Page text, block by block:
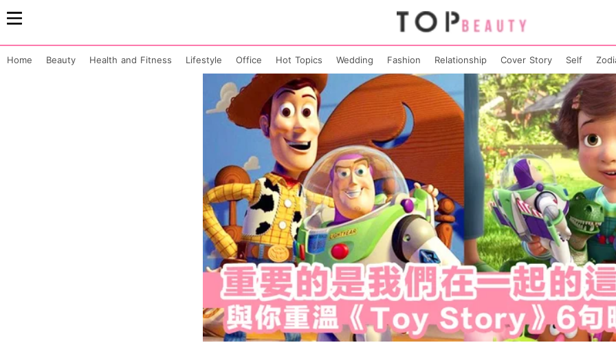
Home Beauty Health and Fitness Lifestyle Office Hot Topics Wedding Fashion Relationship Cover Story Self